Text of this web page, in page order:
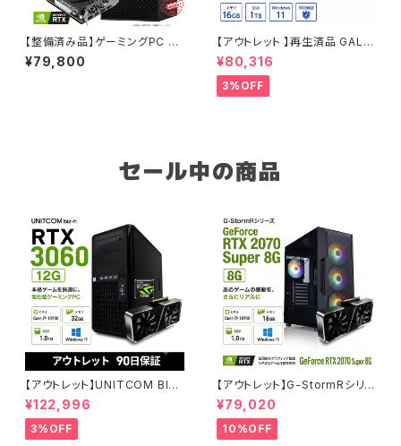
【整備済み品】ゲーミングPC デ
スクトップ DELL Precision 3
630 Tower - Core i5-9500
¥79,800
【アウトレット 】再生済品 GALL
ERIA RM RX 6500XT Core i
5-12400 メモリ16GB SSD1T
B ゲーミングPC 整備済み品 9
0日保証
¥80,316
3%OFF
セール中の商品
【アウトレット】UNITCOM BIZ-
H RTX 3060 Core i7-1070
0 メモリ32GB SSD1TB ゲーミ
ングPC アウトレット プロ仕様 9
0日保証
¥122,996
3%OFF
【アウトレット】G-StormRシリ
ーズ GeForce RTX 2070 Su
per Core i7-8700 16GBメモ
リ SSD1.0TB Windows11 ゲ
ーミングPC 90日保証
¥79,020
10%OFF